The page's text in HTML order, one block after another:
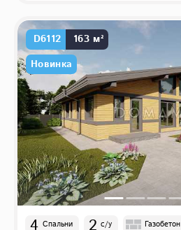
D6112
163 м²
Новинка
4 Спальни 2 с/у Газобетон